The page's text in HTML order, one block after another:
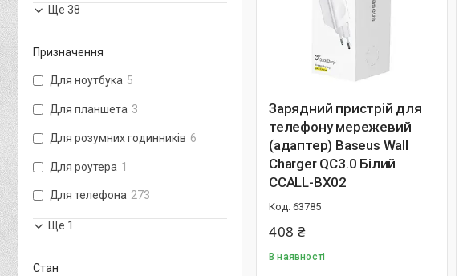
Зарядний пристрій для
телефону мережевий
(адаптер) Baseus Wall
Charger QC3.0 Білий
CCALL-BX02
63785
408 ₴
В наявності
Ще 38
Призначення
Для ноутбука 5
Для планшета 3
Для розумних годинників 6
Для роутера 1
Для телефона 273
Ще 1
Стан